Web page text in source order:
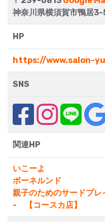
神奈川県横須賀市鴨居
HP
https://www.salon-
SNS
関連HP
いこーよ
ボーネルンド
親子のためのサードプ
- 【コースカ店】